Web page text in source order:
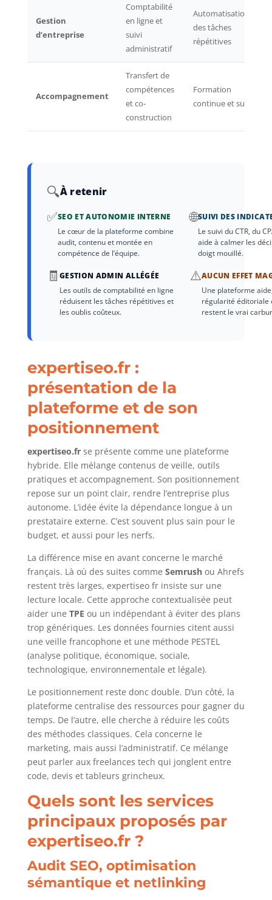
Gestion
d’entreprise
Comptabilité
en ligne et
suivi
administratif
Automatisation
des tâches
répétitives
Accompagnement
Transfert de
compétences
et co-
construction
Formation
continue et suivi
🔍À retenir
✅SEO ET AUTONOMIE INTERNE
Le cœur de la plateforme combine
audit, contenu et montée en
compétence de l’équipe.
🌐SUIVI DES
Le suivi du CTR, du
aide à calmer les
doigt mouillé.
🧾 GESTION ADMIN ALLÉGÉE
Les outils de comptabilité en ligne
réduisent les tâches répétitives et
les oublis coûteux.
⚠️AUCUN EFFET
Une plateforme
régularité éditoriale
restent le vrai
expertiseo.fr :
présentation de la
plateforme et de son
positionnement
expertiseo.frse présente comme une plateforme
hybride. Elle mélange contenus de veille, outils
pratiques et accompagnement. Son positionnement
repose sur un point clair, rendre l’entreprise plus
autonome. L’idée évite la dépendance longue à un
prestataire externe. C’est souvent plus sain pour le
budget, et aussi pour les nerfs.
La différence mise en avant concerne le marché
français. Là où des suites comme Semrushou Ahrefs
restent très larges, expertiseo fr insiste sur une
lecture locale. Cette approche contextualisée peut
aider une TPE ou un indépendant à éviter des plans
trop génériques. Les données fournies citent aussi
une veille francophone et une méthode PESTEL
(analyse politique, économique, sociale,
technologique, environnementale et légale).
Le positionnement reste donc double. D’un côté, la
plateforme centralise des ressources pour gagner du
temps. De l’autre, elle cherche à réduire les coûts
des méthodes classiques. Cela concerne le
marketing, mais aussi l’administratif. Ce mélange
peut parler aux freelances tech qui jonglent entre
code, devis et tableurs grincheux.
Quels sont les services
principaux proposés par
expertiseo.fr ?
Audit SEO, optimisation
sémantique et netlinking